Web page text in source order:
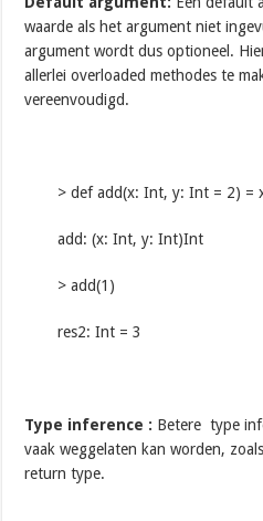
waarde als het argument niet
argument wordt dus optioneel.
allerlei overloaded methodes te
vereenvoudigd.
> def add(x: Int, y: Int = 2) =
add: (x: Int, y: Int)Int
> add(1)
res2: Int = 3
Type inference : Betere type
vaak weggelaten kan worden,
return type.